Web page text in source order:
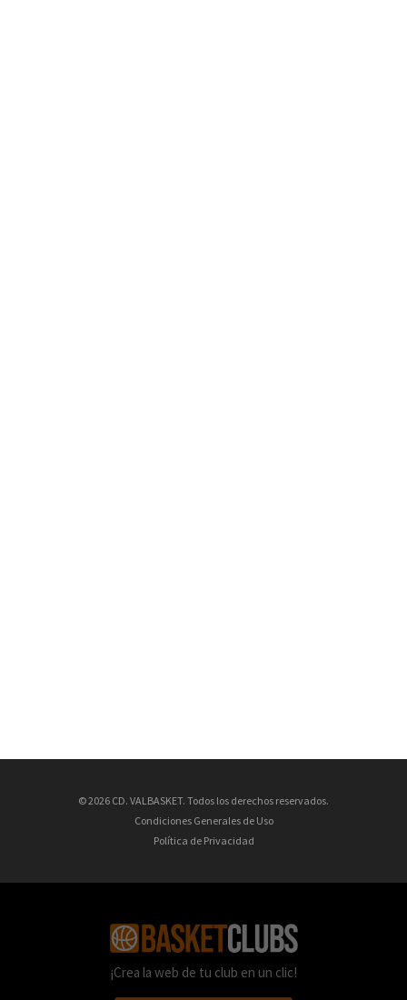
© 2026 CD. VALBASKET. Todos los derechos reservados.
Condiciones Generales de Uso
Política de Privacidad
¡Crea la web de tu club en un clic!